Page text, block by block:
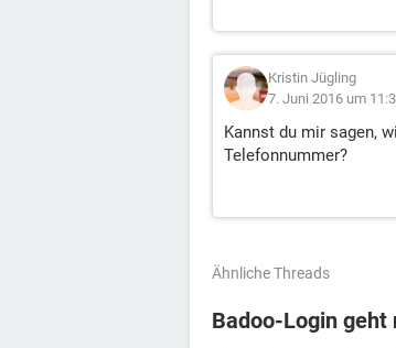
Kristin Jügling
7. Juni 2016 um
Kannst du mir sagen,
Telefonnummer?
Ähnliche Threads
Badoo-Login